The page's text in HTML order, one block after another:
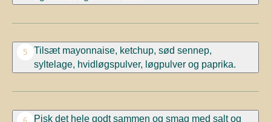
5
Tilsæt mayonnaise, ketchup, sød sennep,
syltelage, hvidløgspulver, løgpulver og paprika.
Pisk det hele godt sammen og smag med salt og